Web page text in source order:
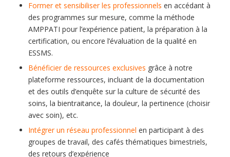
Former et sensibiliser les professionnels en accédant à
des programmes sur mesure, comme la méthode
AMPPATI pour l’expérience patient, la préparation à la
certification, ou encore l’évaluation de la qualité en
ESSMS.
Bénéficier de ressources exclusives grâce à notre
plateforme ressources, incluant de la documentation
et des outils d’enquête sur la culture de sécurité des
soins, la bientraitance, la douleur, la pertinence (choisir
avec soin), etc.
Intégrer un réseau professionnel en participant à des
groupes de travail, des cafés thématiques bimestriels,
des retours d’expérience